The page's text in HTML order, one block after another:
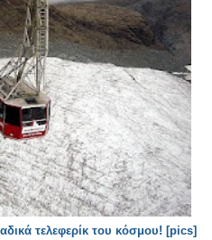
τελεφερίκ του κόσμου! [pics]